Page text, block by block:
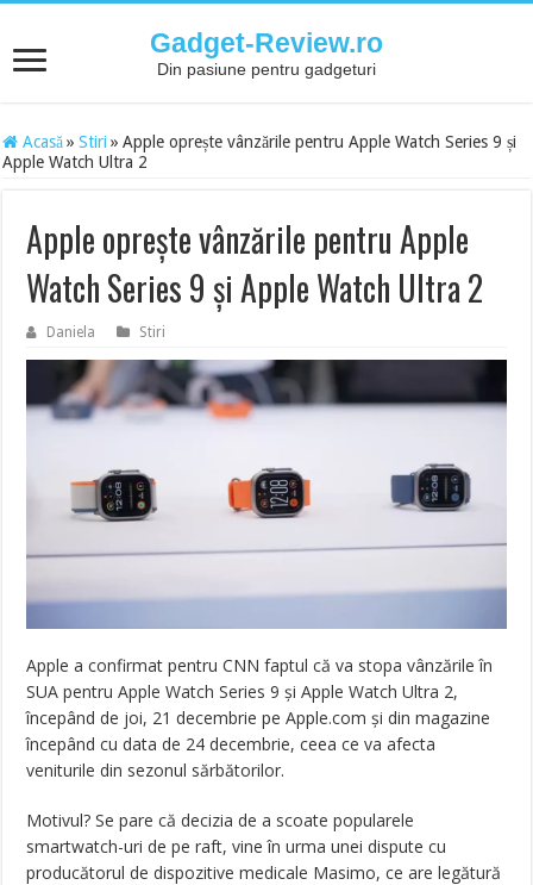
Gadget-Review.ro
Din pasiune pentru gadgeturi
Acasă » Stiri » Apple oprește vânzările pentru Apple Watch Series 9 și
Apple Watch Ultra 2
Apple oprește vânzările pentru Apple
Watch Series 9 și Apple Watch Ultra 2
Daniela Stiri
Apple a confirmat pentru CNN faptul că va stopa vânzările în
SUA pentru Apple Watch Series 9 și Apple Watch Ultra 2,
începând de joi, 21 decembrie pe Apple.com și din magazine
începând cu data de 24 decembrie, ceea ce va afecta
veniturile din sezonul sărbătorilor.
Motivul? Se pare că decizia de a scoate popularele
smartwatch-uri de pe raft, vine în urma unei dispute cu
producătorul de dispozitive medicale Masimo, ce are legătură